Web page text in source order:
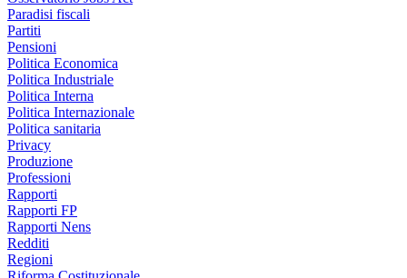
Paradisi fiscali
Partiti
Pensioni
Politica Economica
Politica Industriale
Politica Interna
Politica Internazionale
Politica sanitaria
Privacy
Produzione
Professioni
Rapporti
Rapporti FP
Rapporti Nens
Redditi
Regioni